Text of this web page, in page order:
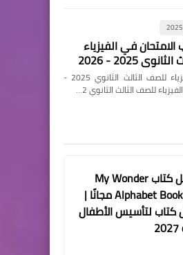
في الفيزياء
2025 - 2026
تحميل كتاب الامتحان في الفيزياء للصف الثالث الثانوي 2025 -
تحميل كتاب My Wonder
Alphabet Book PDF مجانًا |
لتأسيس الأطفال